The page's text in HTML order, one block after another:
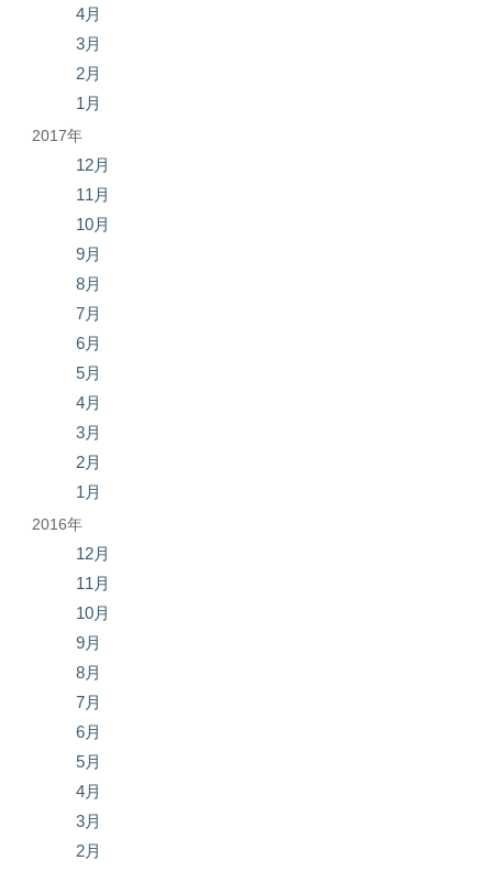
4月
3月
2月
1月
2017年
12月
11月
10月
9月
8月
7月
6月
5月
4月
3月
2月
1月
2016年
12月
11月
10月
9月
8月
7月
6月
5月
4月
3月
2月